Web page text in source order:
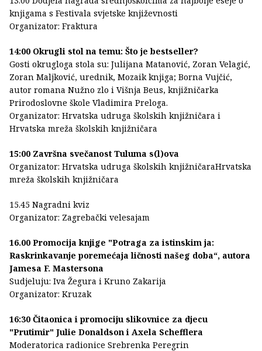
knjigama s Festivala svjetske književnosti
Organizator: Fraktura
14:00 Okrugli stol na temu: Što je bestseller?
Gosti okrugloga stola su: Julijana Matanović, Zoran Velagić,
Zoran Maljković, urednik, Mozaik knjiga; Borna Vujčić,
autor romana Nužno zlo i Višnja Beus, knjižničarka
Prirodoslovne škole Vladimira Preloga.
Organizator: Hrvatska udruga školskih knjižničara i
Hrvatska mreža školskih knjižničara
15:00 Završna svečanost Tuluma s(l)ova
Organizator: Hrvatska udruga školskih knjižničaraHrvatska
mreža školskih knjižničara
15.45 Nagradni kviz
Organizator: Zagrebački velesajam
16.00 Promocija knjige "Potraga za istinskim ja:
Raskrinkavanje poremećaja ličnosti našeg doba“, autora
Jamesa F. Mastersona
Sudjeluju: Iva Žegura i Kruno Zakarija
Organizator: Kruzak
16:30 Čitaonica i promociju slikovnice za djecu
"Prutimir" Julie Donaldson i Axela Schefflera
Moderatorica radionice Srebrenka Peregrin